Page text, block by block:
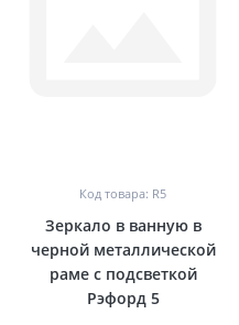
Код товара: R5
Зеркало в ванную в
черной металлической
раме с подсветкой
Рэфорд 5